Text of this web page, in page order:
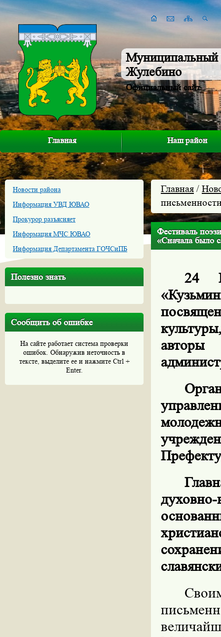
Муниципальный
Жулебино
Официальный сайт
Главная Наш район
Новости района
Информация УВД ЮВАО
Прокурор разъясняет
Информация МЧС ЮВАО
Информация Департамента ГОЧСиПБ
Полезно знать
Сообщить об ошибке
На сайте работает система проверки
ошибок. Обнаружив неточность в
тексте, выделите ее и нажмите Ctrl +
Enter.
Главная /
Фестиваль
«Сначала было
24